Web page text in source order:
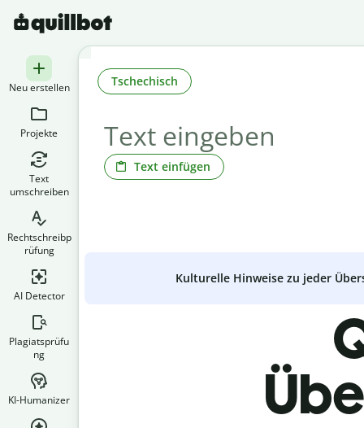
Neu erstellen
Projekte
Text
umschreiben
Rechtschreibp
rüfung
AI Detector
Plagiatsprüfu
ng
KI-Humanizer
Text einfügen
Tschechisch
Kulturelle Hinweise zu jeder